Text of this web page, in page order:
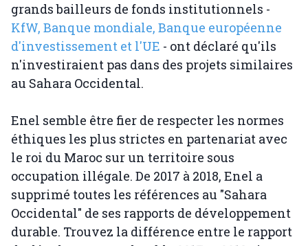
grands bailleurs de fonds institutionnels -
KfW, Banque mondiale, Banque européenne
d'investissement et l'UE - ont déclaré qu'ils
n'investiraient pas dans des projets similaires
au Sahara Occidental.
Enel semble être fier de respecter les normes
éthiques les plus strictes en partenariat avec
le roi du Maroc sur un territoire sous
occupation illégale. De 2017 à 2018, Enel a
supprimé toutes les références au "Sahara
Occidental" de ses rapports de développement
durable. Trouvez la différence entre le rapport